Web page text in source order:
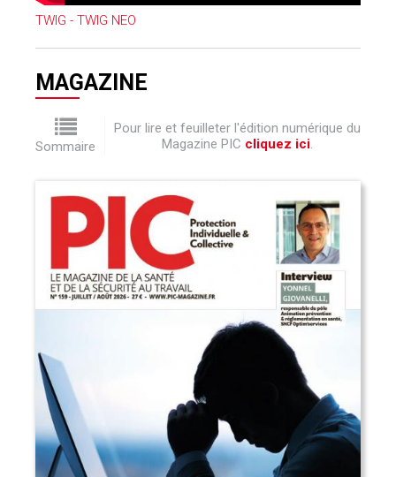
TWIG - TWIG NEO
MAGAZINE
Sommaire
Pour lire et feuilleter l'édition numérique du
Magazine PIC cliquez ici.